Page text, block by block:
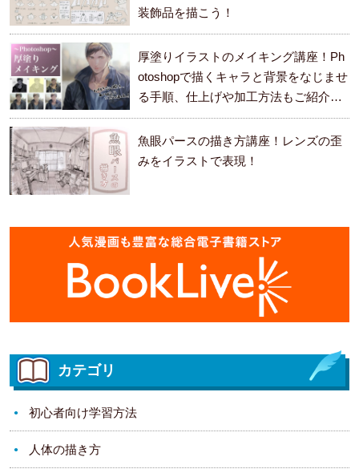
装飾品を描こう！
厚塗りイラストのメイキング講座！Ph
otoshopで描くキャラと背景をなじませ
る手順、仕上げや加工方法もご紹介し
ます。
魚眼パースの描き方講座！レンズの歪
みをイラストで表現！
カテゴリ
初心者向け学習方法
人体の描き方